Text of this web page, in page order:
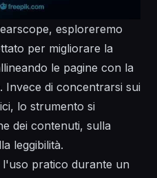
esploreremo
per migliorare la
le pagine con la
Invece di concentrarsi sui
lo strumento si
dei contenuti, sulla
leggibilità.
pratico durante un